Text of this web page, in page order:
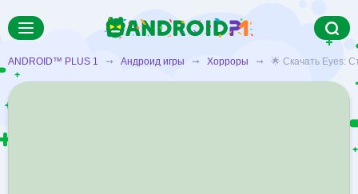
ANDROID™ PLUS 1 ➞ Андроид игры ➞ Хорроры ➞ 🌟 Скачать Eyes: